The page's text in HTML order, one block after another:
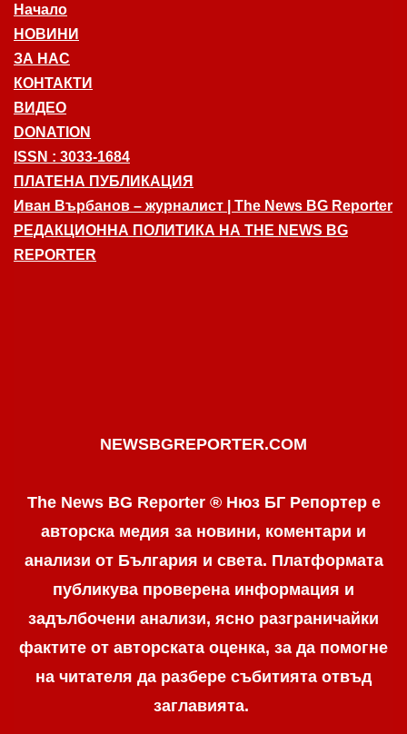
Начало
НОВИНИ
ЗА НАС
КОНТАКТИ
ВИДЕО
DONATION
ISSN : 3033-1684
ПЛАТЕНА ПУБЛИКАЦИЯ
Иван Върбанов – журналист | The News BG Reporter
РЕДАКЦИОННА ПОЛИТИКА НА THE NEWS BG
REPORTER
NEWSBGREPORTER.COM
The News BG Reporter ® Нюз БГ Репортер е
авторска медия за новини, коментари и
анализи от България и света. Платформата
публикува проверена информация и
задълбочени анализи, ясно разграничaйки
фактите от авторската оценка, за да помогне
на читателя да разбере събитията отвъд
заглавията.